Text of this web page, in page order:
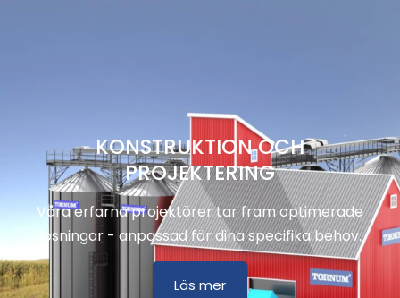
KONSTRUKTION OCH
PROJEKTERING
Våra erfarna projektörer tar fram optimerade
lösningar - anpassad för dina specifika behov.
Läs mer